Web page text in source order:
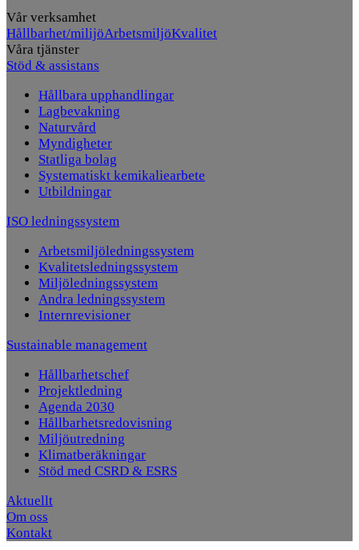
Vår verksamhet
Hållbarhet/milijöArbetsmiljöKvalitet
Våra tjänster
Stöd & assistans
Hållbara upphandlingar
Lagbevakning
Naturvård
Myndigheter
Statliga bolag
Systematiskt kemikaliearbete
Utbildningar
ISO ledningssystem
Arbetsmiljöledningssystem
Kvalitetsledningssystem
Miljöledningssystem
Andra ledningssystem
Internrevisioner
Sustainable management
Hållbarhetschef
Projektledning
Agenda 2030
Hållbarhetsredovisning
Miljöutredning
Klimatberäkningar
Stöd med CSRD & ESRS
Aktuellt
Om oss
Kontakt